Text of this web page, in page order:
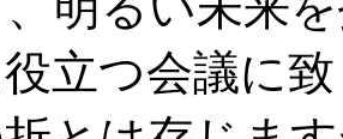
立つ会議に